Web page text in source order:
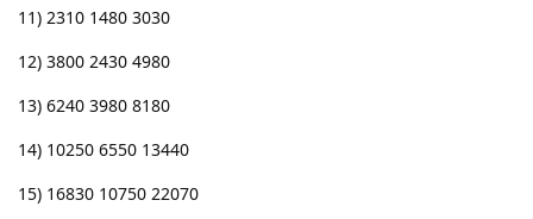
11) 2310 1480 3030
12) 3800 2430 4980
13) 6240 3980 8180
14) 10250 6550 13440
15) 16830 10750 22070